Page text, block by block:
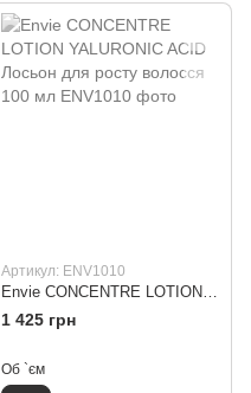
Артикул: ENV1010
1 425 грн
Об `єм